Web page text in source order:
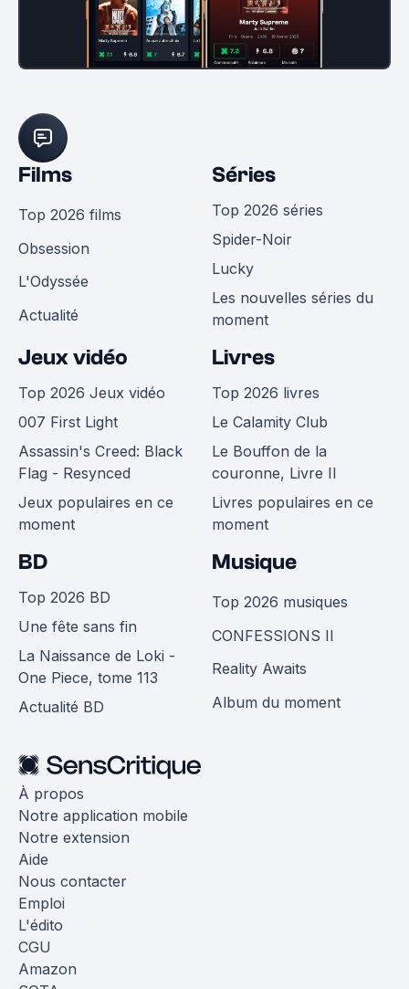
Films
Top 2026 films
Obsession
L'Odyssée
Actualité
Séries
Top 2026 séries
Spider-Noir
Lucky
Les nouvelles séries du
moment
Jeux vidéo
Top 2026 Jeux vidéo
007 First Light
Assassin's Creed: Black
Flag - Resynced
Jeux populaires en ce
moment
Livres
Top 2026 livres
Le Calamity Club
Le Bouffon de la
couronne, Livre II
Livres populaires en ce
moment
BD
Top 2026 BD
Une fête sans fin
La Naissance de Loki -
One Piece, tome 113
Actualité BD
Musique
Top 2026 musiques
CONFESSIONS II
Reality Awaits
Album du moment
À propos
Notre application mobile
Notre extension
Aide
Nous contacter
Emploi
L'édito
CGU
Amazon